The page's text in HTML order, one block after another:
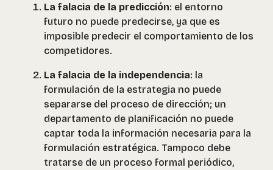
La falacia de la predicción: el entorno
futuro no puede predecirse, ya que es
imposible predecir el comportamiento de los
competidores.
La falacia de la independencia: la
formulación de la estrategia no puede
separarse del proceso de dirección; un
departamento de planificación no puede
captar toda la información necesaria para la
formulación estratégica. Tampoco debe
tratarse de un proceso formal periódico,